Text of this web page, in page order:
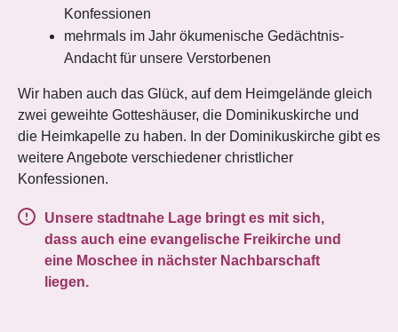
Konfessionen
mehrmals im Jahr ökumenische Gedächtnis-
Andacht für unsere Verstorbenen
Wir haben auch das Glück, auf dem Heimgelände gleich
zwei geweihte Gotteshäuser, die Dominikuskirche und
die Heimkapelle zu haben. In der Dominikuskirche gibt es
weitere Angebote verschiedener christlicher
Konfessionen.
Unsere stadtnahe Lage bringt es mit sich,
dass auch eine evangelische Freikirche und
eine Moschee in nächster Nachbarschaft
liegen.